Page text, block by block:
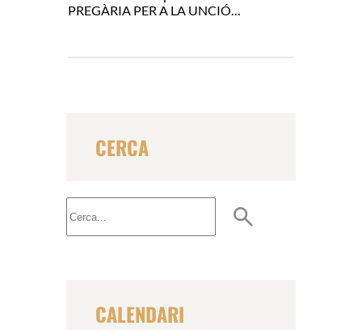
PREGÀRIA PER A LA UNCIÓ…
CERCA
u
s
CALENDARI